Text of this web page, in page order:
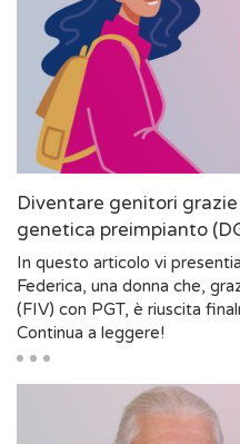
Diventare genitori
genetica preimpianto
In questo articolo vi
Federica, una donna che,
(FIV) con PGT, è riuscita
Continua a leggere!